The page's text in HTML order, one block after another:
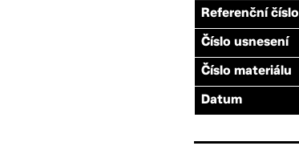
Referenční číslo
Číslo usnesení
Číslo materiálu
Datum